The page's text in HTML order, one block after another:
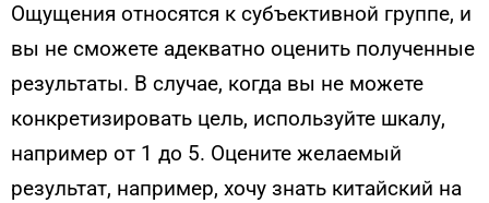
Ощущения относятся к субъективной группе, и
вы не сможете адекватно оценить полученные
результаты. В случае, когда вы не можете
конкретизировать цель, используйте шкалу,
например от 1 до 5. Оцените желаемый
результат, например, хочу знать китайский на